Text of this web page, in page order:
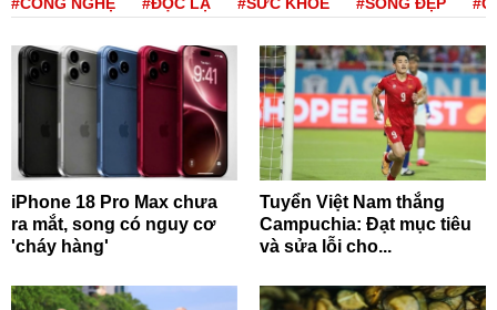
iPhone 18 Pro Max chưa
ra mắt, song có nguy cơ
'cháy hàng'
Tuyển Việt Nam thắng
Campuchia: Đạt mục tiêu
và sửa lỗi cho...